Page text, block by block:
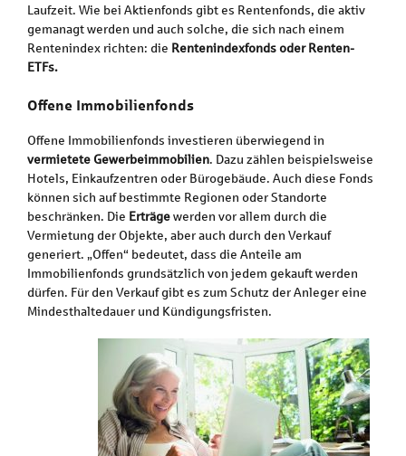
Laufzeit. Wie bei Aktienfonds gibt es Rentenfonds, die aktiv
gemanagt werden und auch solche, die sich nach einem
Rentenindex richten: die Rentenindexfonds oder Renten-
ETFs.
Offene Immobilienfonds
Offene Immobilienfonds investieren überwiegend in
vermietete Gewerbeimmobilien. Dazu zählen beispielsweise
Hotels, Einkaufzentren oder Bürogebäude. Auch diese Fonds
können sich auf bestimmte Regionen oder Standorte
beschränken. Die Erträgewerden vor allem durch die
Vermietung der Objekte, aber auch durch den Verkauf
generiert. „Offen“ bedeutet, dass die Anteile am
Immobilienfonds grundsätzlich von jedem gekauft werden
dürfen. Für den Verkauf gibt es zum Schutz der Anleger eine
Mindesthaltedauer und Kündigungsfristen.